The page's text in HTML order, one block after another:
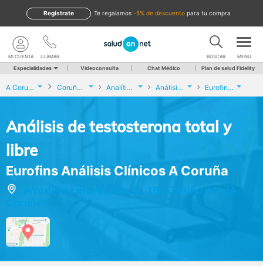
te regalamos -5% de descuento para tu compra
Regístrate
LLAMAR
MI CUENTA BUSCAR MENU
Especialidades Videoconsulta Chat Médico Plan de salud Fidelity
A Coruña Coruña (A) Analíticas y Genética Análisis de testosterona total y libre Eurofins Análisis Clínicos A Coruña
Análisis de testosterona total y
libre
Eurofins Análisis Clínicos A Coruña
Avenida Linares Rivas, 18, Coruña (A) (A